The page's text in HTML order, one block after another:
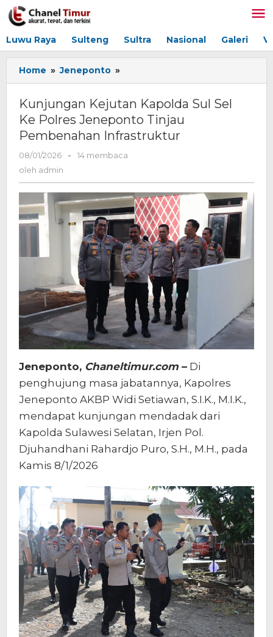
Lewati
ke
Luwu Raya Sulteng Sultra Nasional Galeri
Home » Jeneponto »
Kejutan
Sul
Sel
Ke
Jeneponto
Pembenahan
Infrastruktur
Kunjungan Kejutan Kapolda Sul Sel
Ke Polres Jeneponto Tinjau
Pembenahan Infrastruktur
08/01/2026
oleh
-
14 membaca
oleh admin
Jeneponto, Chaneltimur.com– Di
penghujung masa jabatannya, Kapolres
Jeneponto AKBP Widi Setiawan, S.I.K., M.I.K.,
mendapat kunjungan mendadak dari
Kapolda Sulawesi Selatan, Irjen Pol.
Djuhandhani Rahardjo Puro, S.H., M.H., pada
Kamis 8/1/2026